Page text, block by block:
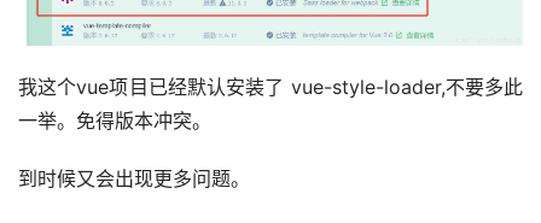
我这个vue项目已经默认安装了 vue-style-loader,不要多此
一举。免得版本冲突。
到时候又会出现更多问题。